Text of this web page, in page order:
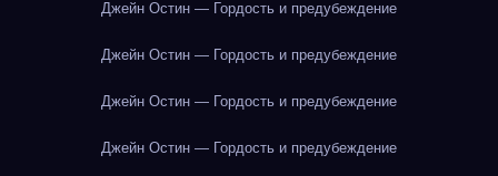
Джейн Остин — Гордость и предубеждение
Джейн Остин — Гордость и предубеждение
Джейн Остин — Гордость и предубеждение
Джейн Остин — Гордость и предубеждение